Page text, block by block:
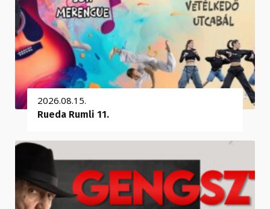
2026.08.15.
Rueda Rumli 11.